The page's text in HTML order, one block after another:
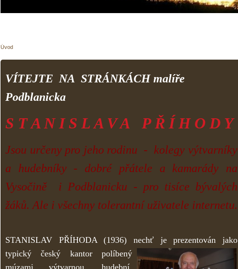
Úvod
VÍTEJTE NA STRÁNKÁCH malíře
Podblanicka
S T A N I S L A V A P Ř Í H O D Y
Jsou určeny pro jeho rodinu - kolegy výtvarníky
a hudebníky - dobré přátele a kamarády na
Vysočině i Podblanicku - pro tisíce bývalých
žáků. Ale i všechny tolerantní uživatele internetu.
STANISLAV PŘÍHODA (1936) nechť jeprezentován jako
typický český kantor políbený